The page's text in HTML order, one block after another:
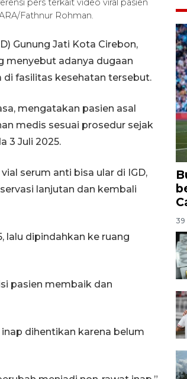
pers terkait video viral pasien
Fathnur Rohman.
Gunung Jati Kota Cirebon,
menyebut adanya dugaan
fasilitas kesehatan tersebut.
mengatakan pasien asal
medis sesuai prosedur sejak
3 Juli 2025.
serum anti bisa ular di IGD,
lanjutan dan kembali
lalu dipindahkan ke ruang
pasien membaik dan
dihentikan karena belum
39